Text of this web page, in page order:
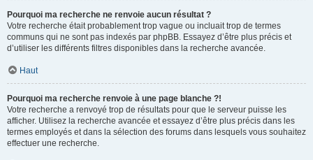
Pourquoi ma recherche ne renvoie aucun résultat ?
Votre recherche était probablement trop vague ou incluait trop de termes
communs qui ne sont pas indexés par phpBB. Essayez d’être plus précis et
d’utiliser les différents filtres disponibles dans la recherche avancée.
Haut
Pourquoi ma recherche renvoie à une page blanche ?!
Votre recherche a renvoyé trop de résultats pour que le serveur puisse les
afficher. Utilisez la recherche avancée et essayez d’être plus précis dans les
termes employés et dans la sélection des forums dans lesquels vous souhaitez
effectuer une recherche.